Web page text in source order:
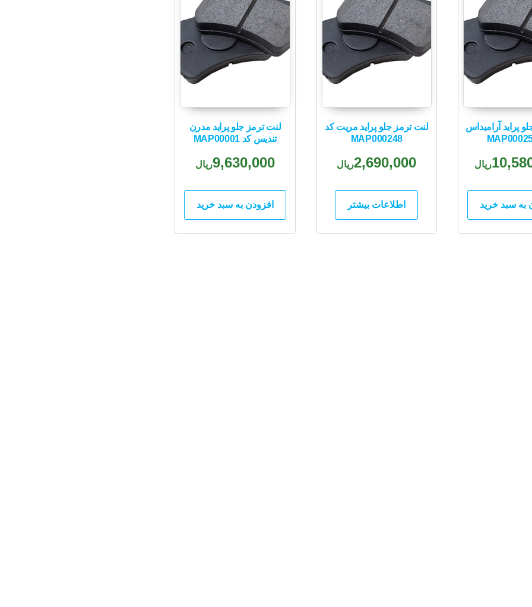
پراید آرامیداس
ریال
به سبد خرید
لنت ترمز جلو پراید مریت کد
MAP000248
2,690,000ریال
اطلاعات بیشتر
لنت ترمز جلو پراید مدرن
تندیس کد MAP00001
9,630,000ریال
افزودن به سبد خرید